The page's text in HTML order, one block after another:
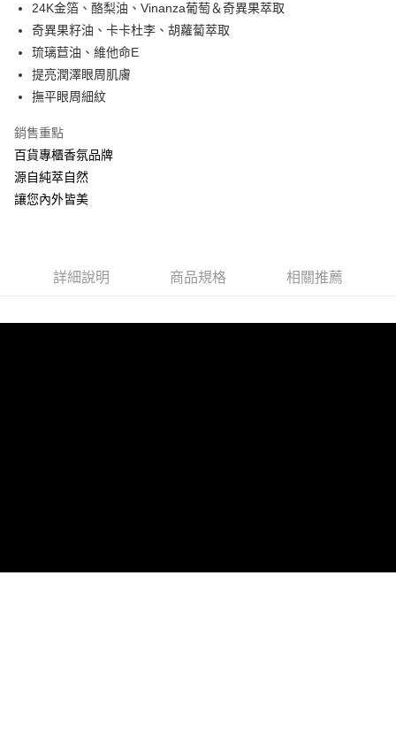
ATM付款
運送方式
付款後全家取貨
7-11取貨付款
每筆NT$60，滿NT$880(含以上)免運費
24K金箔、酪梨油、Vinanza葡萄＆奇異果萃取
奇異果籽油、卡卡杜李、胡蘿蔔萃取
琉璃苣油、維他命E
提亮潤澤眼周肌膚
撫平眼周細紋
銷售重點
百貨專櫃香氛品牌
源自純萃自然
讓您內外皆美
詳細說明 商品規格 相關推薦